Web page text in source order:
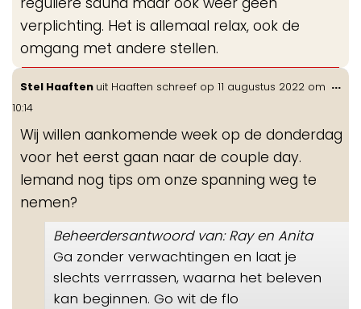
verplichting. Het is allemaal relax, ook de
omgang met andere stellen.
Stel Haaften uit Haaften schreef op 11 augustus 2022 om
10:14
Wij willen aankomende week op de donderdag
voor het eerst gaan naar de couple day.
Iemand nog tips om onze spanning weg te
nemen?
Beheerdersantwoord van: Ray en Anita
Ga zonder verwachtingen en laat je
slechts verrrassen, waarna het beleven
kan beginnen. Go wit de flo
...